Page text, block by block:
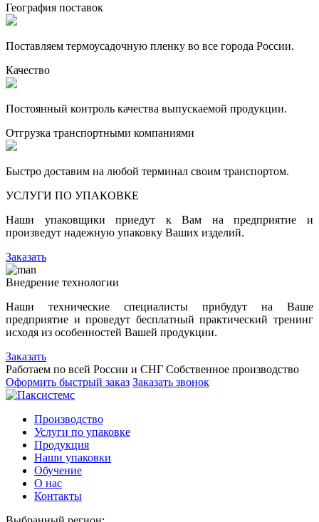
География поставок
Поставляем термоусадочную пленку во все города России.
Качество
Постоянный контроль качества выпускаемой продукции.
Отгрузка транспортными компаниями
Быстро доставим на любой терминал своим транспортом.
УСЛУГИ ПО УПАКОВКЕ
Наши упаковщики приедут к Вам на предприятие и
произведут надежную упаковку Ваших изделий.
Заказать
Внедрение технологии
Наши технические специалисты прибудут на Ваше
предприятие и проведут бесплатный практический тренинг
исходя из особенностей Вашей продукции.
Заказать
Работаем по всей России и СНГ Собственное производство
Оформить быстрый заказ Заказать звонок
Производство
Услуги по упаковке
Продукция
Наши упаковки
Обучение
О нас
Контакты